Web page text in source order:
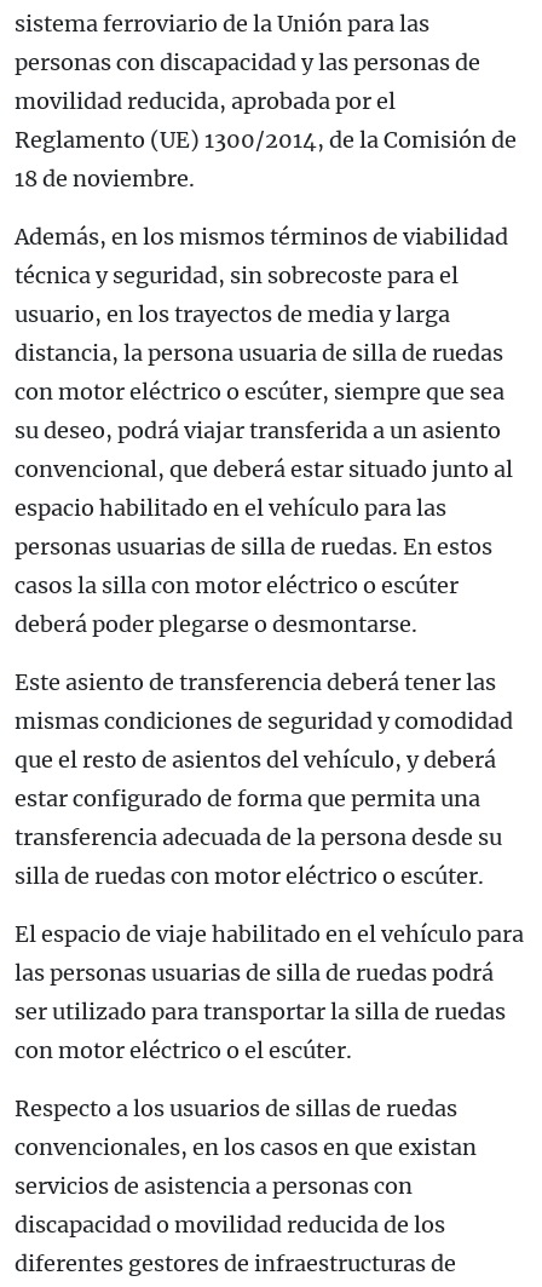
sistema ferroviario de la Unión para las
personas con discapacidad y las personas de
movilidad reducida, aprobada por el
Reglamento (UE) 1300/2014, de la Comisión de
18 de noviembre.
Además, en los mismos términos de viabilidad
técnica y seguridad, sin sobrecoste para el
usuario, en los trayectos de media y larga
distancia, la persona usuaria de silla de ruedas
con motor eléctrico o escúter, siempre que sea
su deseo, podrá viajar transferida a un asiento
convencional, que deberá estar situado junto al
espacio habilitado en el vehículo para las
personas usuarias de silla de ruedas. En estos
casos la silla con motor eléctrico o escúter
deberá poder plegarse o desmontarse.
Este asiento de transferencia deberá tener las
mismas condiciones de seguridad y comodidad
que el resto de asientos del vehículo, y deberá
estar configurado de forma que permita una
transferencia adecuada de la persona desde su
silla de ruedas con motor eléctrico o escúter.
El espacio de viaje habilitado en el vehículo para
las personas usuarias de silla de ruedas podrá
ser utilizado para transportar la silla de ruedas
con motor eléctrico o el escúter.
Respecto a los usuarios de sillas de ruedas
convencionales, en los casos en que existan
servicios de asistencia a personas con
discapacidad o movilidad reducida de los
diferentes gestores de infraestructuras de